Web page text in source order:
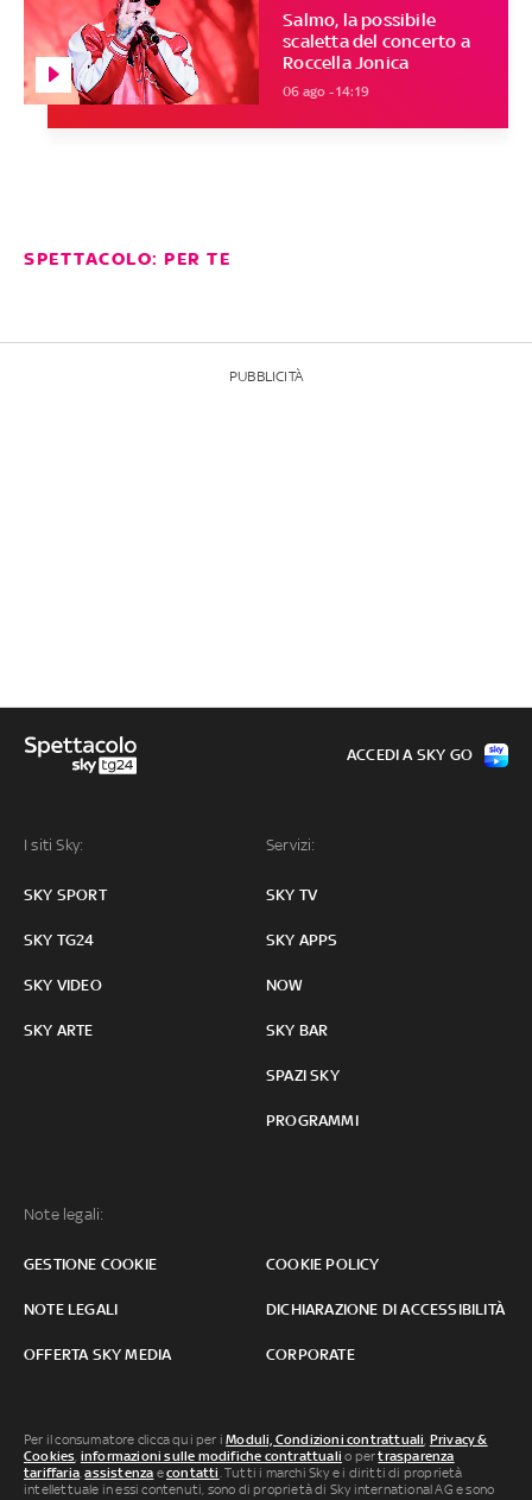
Salmo, la possibile
scaletta del concerto a
Roccella Jonica
06 ago - 14:19
SPETTACOLO: PER TE
PUBBLICITÀ
I siti Sky:
SKY SPORT
SKY TG24
SKY VIDEO
SKY ARTE
Servizi:
SKY TV
SKY APPS
NOW
SKY BAR
SPAZI SKY
PROGRAMMI
Note legali:
GESTIONE COOKIE COOKIE POLICY
NOTE LEGALI DICHIARAZIONE DI ACCESSIBILITÀ
OFFERTA SKY MEDIA CORPORATE
ACCEDI A SKY GO
Per il consumatore clicca qui per iModuli, Condizioni contrattuali Privacy &
Cookies informazioni sulle modifiche contrattuali o pertrasparenza
tariffaria ,assistenza econtatti . Tutti i marchi Sky e i diritti di proprietà
intellettuale in essi contenuti, sono di proprietà di Sky international AG e sono